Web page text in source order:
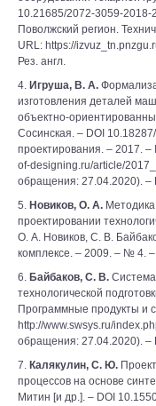
10.21685/2072-3059-2018-
Поволжский регион.
URL: https://
Рез. англ.
4. Игруша, В. А.
изготовления деталей
объектно-
Сосинская. – DOI
проектирования. – 2017.
of-designing.ru/article/
обращения: 27.04.2020). –
5. Новиков, О. А.
проектировании
О. А. Новиков, С. В.
комплексе. – 2009. – № 4.
6. Байбаков, С. В.
технологической
Программные продукты и
http://www.swsys.ru/
обращения: 27.04.2020). –
7. Калякулин, С. Ю.
процессов на основе
Митин [и др.]. – DOI